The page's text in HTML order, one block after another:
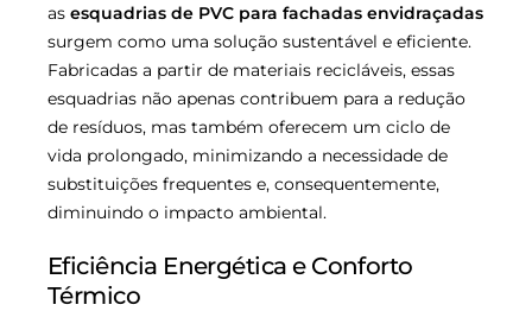
as esquadrias de PVC para fachadas envidraçadas
surgem como uma solução sustentável e eficiente.
Fabricadas a partir de materiais recicláveis, essas
esquadrias não apenas contribuem para a redução
de resíduos, mas também oferecem um ciclo de
vida prolongado, minimizando a necessidade de
substituições frequentes e, consequentemente,
diminuindo o impacto ambiental.
Eficiência Energética e Conforto
Térmico